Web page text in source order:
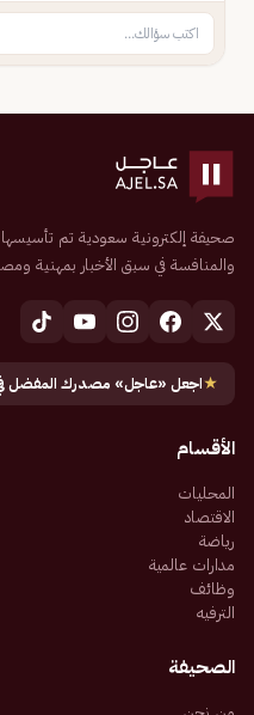
والمنافسة في سبق الأخبار بمهنية
★اجعل «عاجل» مصدرك المفضل
الأقسام
المحليات
الاقتصاد
رياضة
مدارات عالمية
وظائف
الترفيه
الصحيفة